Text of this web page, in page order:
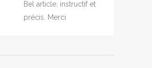
Bel article, instructif et
précis. Merci